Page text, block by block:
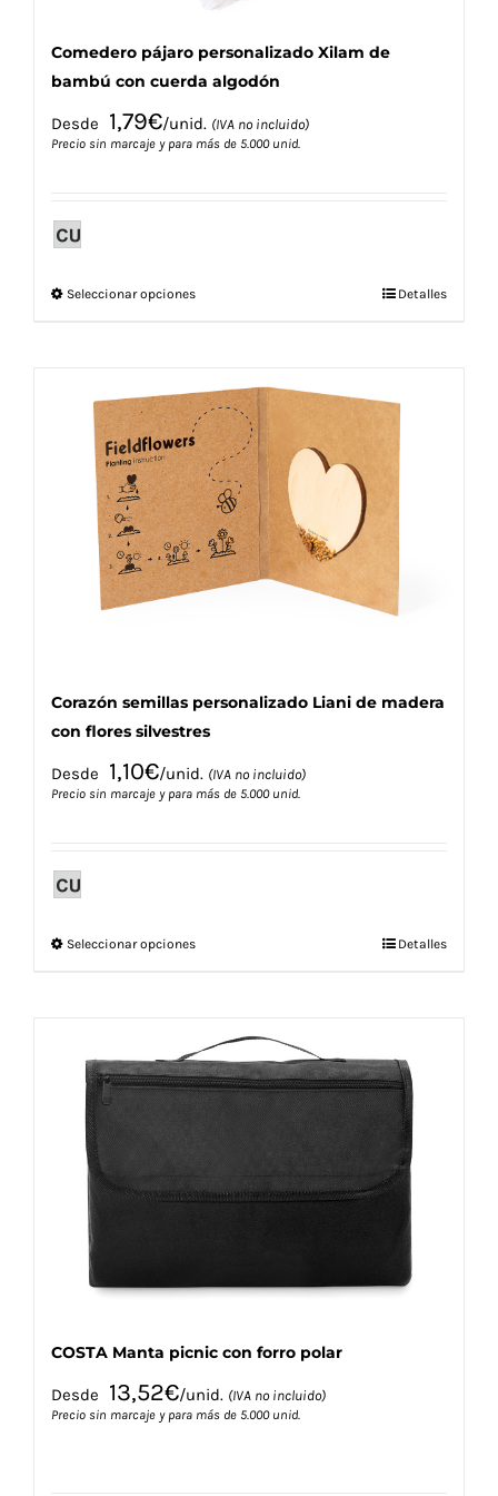
Comedero pájaro personalizado Xilam de
bambú con cuerda algodón
Desde 1,79€/unid. (IVA no incluido)
Precio sin marcaje y para más de 5.000 unid.
Seleccionar opcionesEste
variantes.
Las
opciones
se
pueden
elegir
en
la
página
Detalles
Corazón semillas personalizado Liani de madera
con flores silvestres
Desde 1,10€/unid. (IVA no incluido)
Precio sin marcaje y para más de 5.000 unid.
Seleccionar opcionesEste
variantes.
Las
opciones
en
producto
Detalles
COSTA Manta picnic con forro polar
Desde 13,52€/unid. (IVA no incluido)
Precio sin marcaje y para más de 5.000 unid.